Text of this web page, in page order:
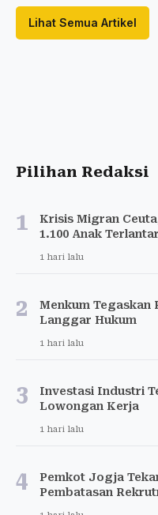
Lihat Semua Artikel
Pilihan Redaksi
1
Krisis Migran
1.100 Anak Terlantar
1 hari lalu
2
Menkum Tegaskan
Langgar Hukum
1 hari lalu
3
Investasi Industri
Lowongan Kerja
1 hari lalu
4
Pemkot Jogja
Pembatasan